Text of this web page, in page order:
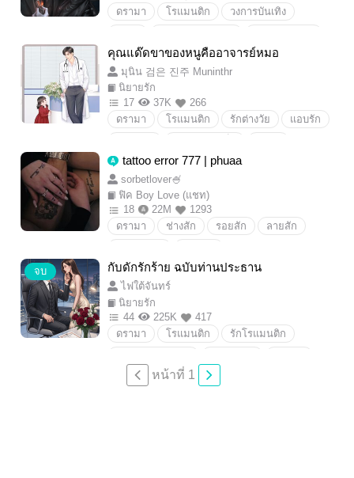
ดรามา
โรแมนติก
วงการบันเทิง
18+
พระเอกโบ้
นายเอกโบ้
ศัตรูสู่คู่รัก
คู่กัดสู่คู่รัก
พระรองxตัวอิจฉา
คุณแด๊ดขาของหนูคืออาจารย์หมอ
มุนิน 검은 진주 Muninthr
นิยายรัก
17
37K
266
ดรามา
โรแมนติก รักต่างวัย
แอบรัก
พระเอกสายเปย์
พระเอกปากร้ายแต่ใจดี
คลั่งรักขั้นสุด
หลงรักเมียเด็ก
หมอ
tattoo error 777 | phuaa
sorbetlover🍧
ฟิค Boy Love (แชท)
18
22M
1293
ดรามา
ช่างสัก รอยสัก
ลายสัก
จบ
กับดักรักร้าย ฉบับท่านประธาน
ไฟใต้จันทร์
นิยายรัก
44
225K
417
ดรามา
โรแมนติก
รักโรแมนติก
พระเอกคลั่งรัก
พระเอกเย็นชา
หน้าที่ 1